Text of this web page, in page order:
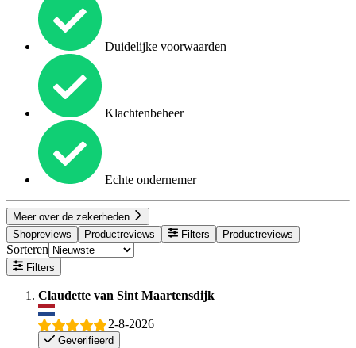
Duidelijke voorwaarden
Klachtenbeheer
Echte ondernemer
Meer over de zekerheden
Shopreviews
Productreviews Filters Productreviews
Sorteren
Filters
Claudette van Sint Maartensdijk
2-8-2026
Geverifieerd